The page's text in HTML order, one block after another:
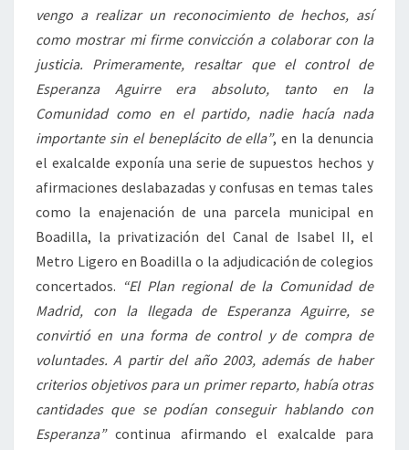
vengo a realizar un reconocimiento de hechos, así
como mostrar mi firme convicción a colaborar con la
justicia. Primeramente, resaltar que el control de
Esperanza Aguirre era absoluto, tanto en la
Comunidad como en el partido, nadie hacía nada
importante sin el beneplácito de ella”, en la denuncia
el exalcalde exponía una serie de supuestos hechos y
afirmaciones deslabazadas y confusas en temas tales
como la enajenación de una parcela municipal en
Boadilla, la privatización del Canal de Isabel II, el
Metro Ligero en Boadilla o la adjudicación de colegios
concertados. “El Plan regional de la Comunidad de
Madrid, con la llegada de Esperanza Aguirre, se
convirtió en una forma de control y de compra de
voluntades. A partir del año 2003, además de haber
criterios objetivos para un primer reparto, había otras
cantidades que se podían conseguir hablando con
Esperanza”continua afirmando el exalcalde para